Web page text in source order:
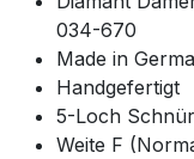
034-670
Made in
Handgefertigt
5-Loch
Weite F